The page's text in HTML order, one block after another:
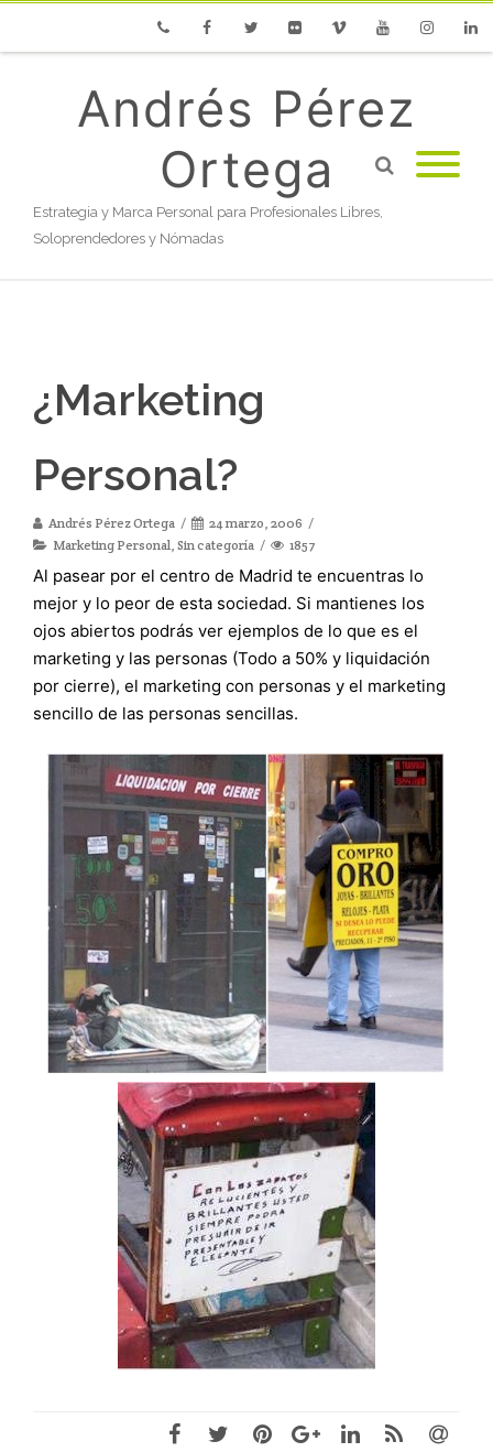
Andrés Pérez
Ortega
Estrategia y Marca Personal para Profesionales Libres,
Soloprendedores y Nómadas
¿Marketing
Personal?
Andrés Pérez Ortega
24 marzo, 2006
Marketing Personal, Sin categoría 1857
Al pasear por el centro de Madrid te encuentras lo
mejor y lo peor de esta sociedad. Si mantienes los
ojos abiertos podrás ver ejemplos de lo que es el
marketing y las personas (Todo a 50% y liquidación
por cierre), el marketing con personas y el marketing
sencillo de las personas sencillas.